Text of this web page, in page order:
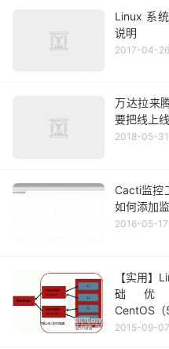
Linux 系
说明
2017-04-26
万达拉来
要把线上
2018-05-31
Cacti监控
如何添加
2016-05-17
【实用】
础
CentOS（
2015-09-07